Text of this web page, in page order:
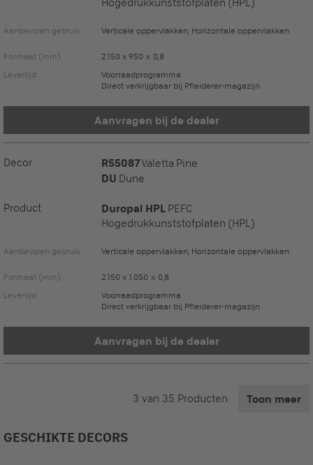
Hogedrukkunststofplaten (HPL)
Aanbevolen gebruik Verticale oppervlakken, Horizontale oppervlakken
Formaat (mm)
2.150 x 950 x 0,8
Levertijd
Voorraadprogramma
Direct verkrijgbaar bij Pfleiderer-magazijn
Aanvragen bij de dealer
Decor R55087Valetta Pine
DU Dune
Product Duropal HPL PEFC
Hogedrukkunststofplaten (HPL)
Aanbevolen gebruik Verticale oppervlakken, Horizontale oppervlakken
Formaat (mm)
2.150 x 1.050 x 0,8
Levertijd
Voorraadprogramma
Direct verkrijgbaar bij Pfleiderer-magazijn
Aanvragen bij de dealer
3 van 35 Producten Toon meer
GESCHIKTE DECORS